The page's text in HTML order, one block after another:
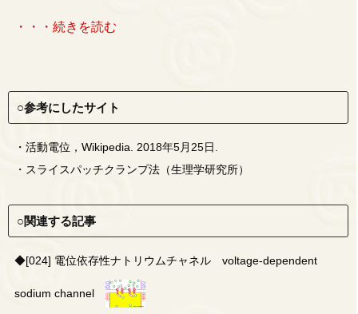
・・・続きを読む
○参考にしたサイト
・活動電位，Wikipedia. 2018年5月25日.
・ スライスパッチクランプ法（生理学研究所）
○関連する記事
◆[024] 電位依存性ナトリウムチャネル voltage-dependent
sodium channel